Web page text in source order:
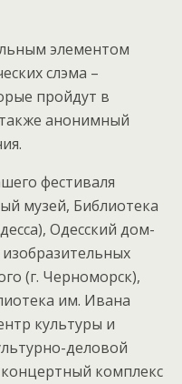
элементом
слэма –
пройдут в
анонимный
фестиваля
музей, Библиотека
Одесский дом-
(г. Черноморск),
им. Ивана
культуры и
деловой
комплекс